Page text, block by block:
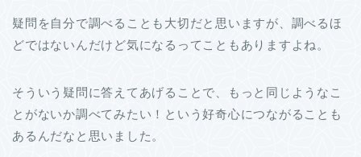
疑問を自分で調べることも大切だと思いますが、調べるほ
どではないんだけど気になるってこともありますよね。
そういう疑問に答えてあげることで、もっと同じようなこ
とがないか調べてみたい！という好奇心につながることも
あるんだなと思いました。